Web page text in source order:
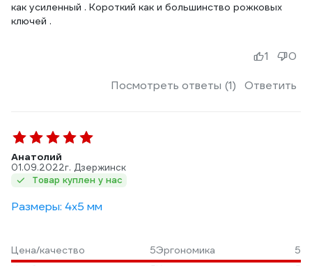
как усиленный . Короткий как и большинство рожковых
ключей .
Посмотреть ответы (1) Ответить
1 0
Анатолий
01.09.2022г. Дзержинск
Товар куплен у нас
Размеры: 4х5 мм
Цена/качество 5Эргономика
5